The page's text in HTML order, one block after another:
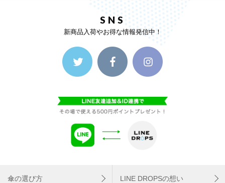
SNS
新商品入荷やお得な情報発信中！
傘の選び方 LINE DROPSの想い